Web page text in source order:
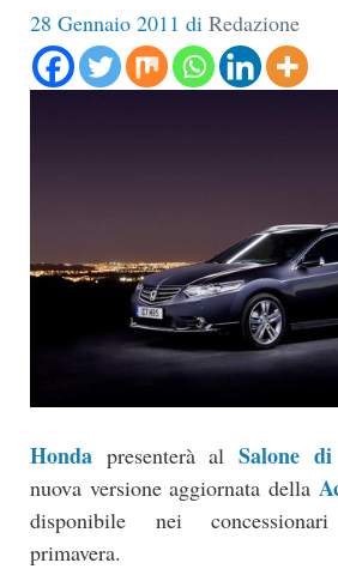
28 Gennaio 2011 di Redazione
Honda presenterà alSalone
nuova versione aggiornata della
disponibile nei
primavera.